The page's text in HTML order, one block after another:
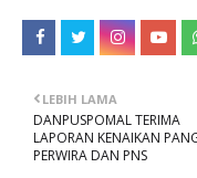
LEBIH LAMA
DANPUSPOMAL TERIMA
LAPORAN KENAIKAN
PERWIRA DAN PNS